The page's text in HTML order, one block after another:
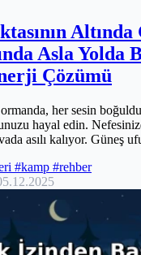
Asla Yolda
Çözümü
her sesin
hayal edin.
asılı kalıyor. Güneş
#kamp #rehber